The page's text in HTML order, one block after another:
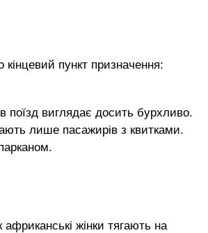
кінцевий пункт призначення:
поїзд виглядає досить бурхливо.
лише пасажирів з квитками.
жінки тягають на